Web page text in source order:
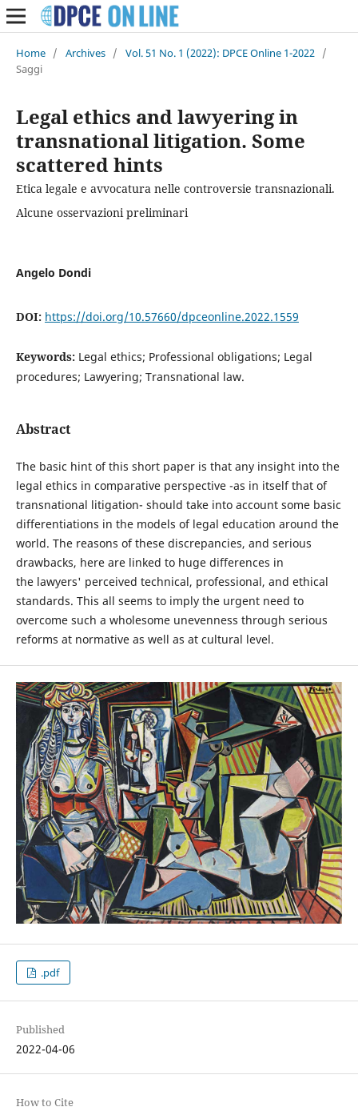
Home / Archives / Vol. 51 No. 1 (2022): DPCE Online 1-2022 /
Saggi
Legal ethics and lawyering in
transnational litigation. Some
scattered hints
Etica legale e avvocatura nelle controversie transnazionali.
Alcune osservazioni preliminari
Angelo Dondi
DOI: https://doi.org/10.57660/dpceonline.2022.1559
Keywords: Legal ethics; Professional obligations; Legal
procedures; Lawyering; Transnational law.
Abstract
The basic hint of this short paper is that any insight into the
legal ethics in comparative perspective -as in itself that of
transnational litigation- should take into account some basic
differentiations in the models of legal education around the
world. The reasons of these discrepancies, and serious
drawbacks, here are linked to huge differences in
the lawyers' perceived technical, professional, and ethical
standards. This all seems to imply the urgent need to
overcome such a wholesome unevenness through serious
reforms at normative as well as at cultural level.
.pdf
Published
2022-04-06
How to Cite